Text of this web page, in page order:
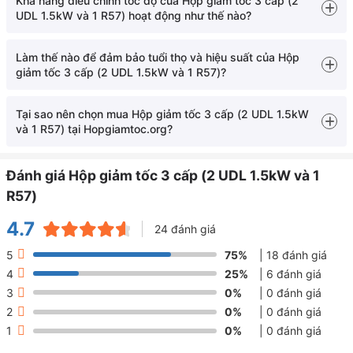
một hệ thống truyền động có tính tùy biến cao cho người sử dụng
chuyên nghiệp.
Cấu tạo chi tiết hộp giảm tốc 3 cấp (2 UDL
1.5kW và 1 R57)
Cấu trúc nội tại của thiết bị được phân chia thành các module
chức năng riêng biệt nhằm thực hiện nhiệm vụ biến đổi vận tốc
Then: 8mm
trục ra:
0.3 - 140 vòng/phút
UDL 1.5kW và 1 R57) hoạt động như thế nào?
Làm thế nào để đảm bảo tuổi thọ và hiệu suất của Hộp
giảm tốc 3 cấp (2 UDL 1.5kW và 1 R57)?
Tại sao nên chọn mua Hộp giảm tốc 3 cấp (2 UDL 1.5kW
và 1 R57) tại Hopgiamtoc.org?
Đánh giá Hộp giảm tốc 3 cấp (2 UDL 1.5kW và 1
R57)
4.7
Được xếp
hạng4.75
24 đánh giá
5
75%
| 18 đánh giá
4
25%
| 6 đánh giá
3
0%
| 0 đánh giá
2
0%
| 0 đánh giá
1
0% | 0 đánh giá